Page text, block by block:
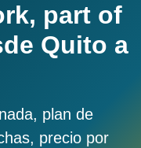
part of
Quito a
plan de
precio por